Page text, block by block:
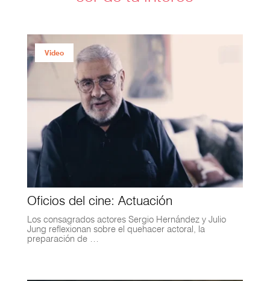
Video
Oficios del cine: Actuación
Los consagrados actores Sergio Hernández y Julio
Jung reflexionan sobre el quehacer actoral, la
preparación de …